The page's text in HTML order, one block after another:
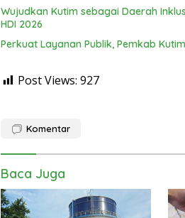
Wujudkan Kutim sebagai Daerah
HDI 2026
Perkuat Layanan Publik, Pemkab
Post Views: 927
Komentar
Baca Juga